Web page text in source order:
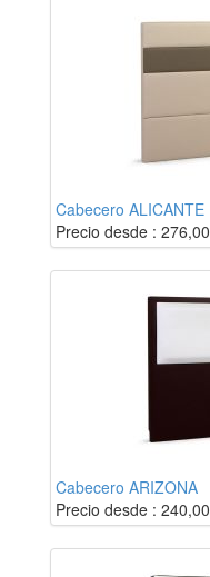
Cabecero ALICANTE
Precio desde : 276,00
Cabecero ARIZONA
Precio desde : 240,00